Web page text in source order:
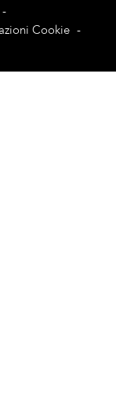
-
Cookie -